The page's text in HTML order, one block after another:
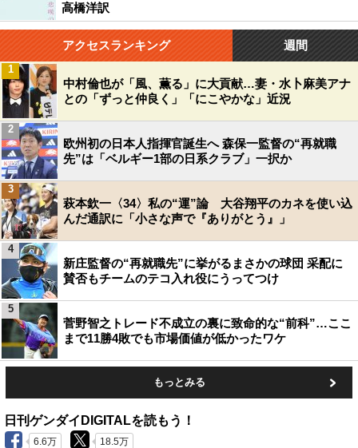
高橋洋訳
アクセスランキング 週間
中村倫也が「風、薫る」に大貢献…妻・水卜麻美アナ
との「ずっと仲良く」「にこやかな」近況
1
欧州初の日本人指揮官誕生へ 森保一監督の“再就職
先”は「ベルギー1部の日系クラブ」一択か
2
萩本欽一〈34〉私の“運”論 大谷翔平のカネを使い込
んだ通訳に「小さな声で『ありがとう』」
3
新庄監督の“再就職先”に挙がるまさかの球団 采配に
賛否もチームのテコ入れ役にうってつけ
4
菅野智之トレード不成立の裏に致命的な“前科”…ここ
まで11勝4敗でも市場価値が低かったワケ
5
もっとみる
日刊ゲンダイDIGITALを読もう！
6.6万 18.5万